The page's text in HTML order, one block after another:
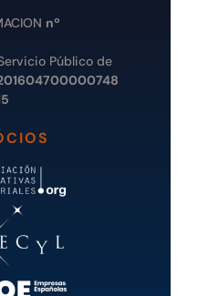
nº
Público de